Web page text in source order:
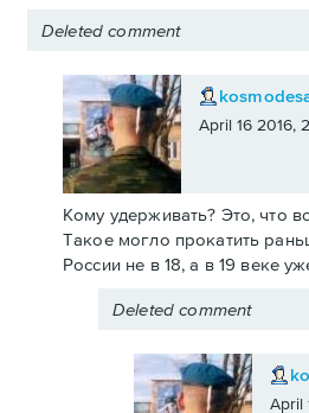
Deleted comment
April 16 2016,
Кому удерживать? Это, что
Такое могло прокатить
России не в 18, а в 19 веке
Deleted comment
April